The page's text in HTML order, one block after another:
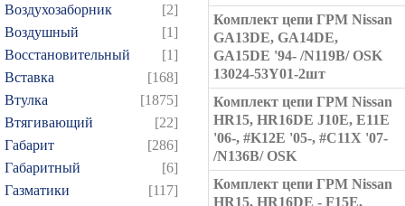
Воздухозаборник
[2]
Воздушный
[1]
Восстановительный
[1]
Вставка
[168]
Втулка
[1875]
Втягивающий
[22]
Габарит
[286]
Габаритный
[6]
Газматики
[117]
Комплект цепи ГРМ Nissan
GA13DE, GA14DE,
GA15DE '94- /N119B/ OSK
13024-53Y01-2шт
Комплект цепи ГРМ Nissan
HR15, HR16DE J10E, E11E
'06-, #K12E '05-, #C11X '07-
/N136B/ OSK
Комплект цепи ГРМ Nissan
HR15, HR16DE - F15E,